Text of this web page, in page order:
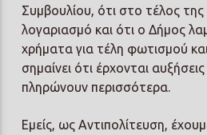
Συμβουλίου, ότι στο τέλος
λογαριασμό και ότι ο Δήμος
χρήματα για τέλη φωτισμού
σημαίνει ότι έρχονται
πληρώνουν περισσότερα.
Εμείς, ως Αντιπολίτευση,